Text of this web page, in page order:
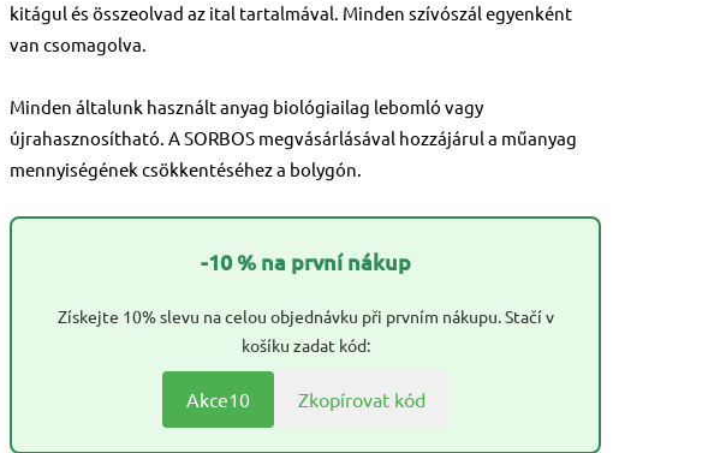
kitágul és összeolvad az ital tartalmával. Minden szívószál egyenként
van csomagolva.
Minden általunk használt anyag biológiailag lebomló vagy
újrahasznosítható. A SORBOS megvásárlásával hozzájárul a műanyag
mennyiségének csökkentéséhez a bolygón.
-10 % na první nákup
Získejte 10% slevu na celou objednávku při prvním nákupu. Stačí v
košíku zadat kód:
Akce10 Zkopírovat kód